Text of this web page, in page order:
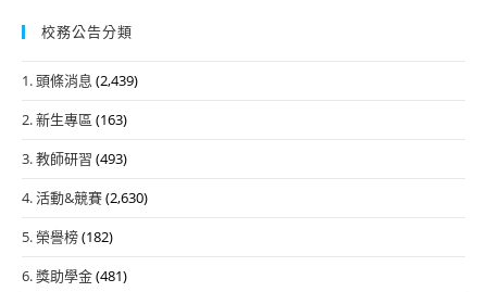
校務公告分類
1. 頭條消息 (2,439)
2. 新生專區 (163)
3. 教師研習 (493)
4. 活動&競賽(2,630)
5. 榮譽榜(182)
6. 獎助學金(481)